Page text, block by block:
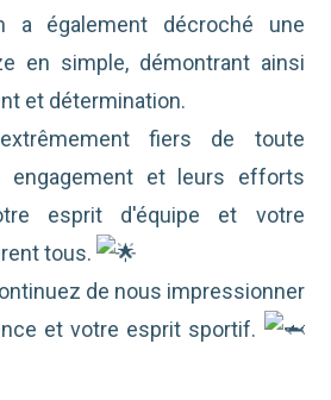
a également décroché une
en simple, démontrant ainsi
et détermination.
fiers de toute
engagement et leurs efforts
esprit d'équipe et votre
tous.
de nous impressionner
et votre esprit sportif.